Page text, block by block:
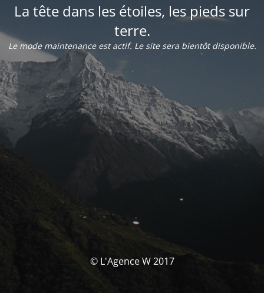
La tête dans les étoiles, les pieds sur
terre.
Le mode maintenance est actif. Le site sera bientôt disponible.
© L'Agence W 2017